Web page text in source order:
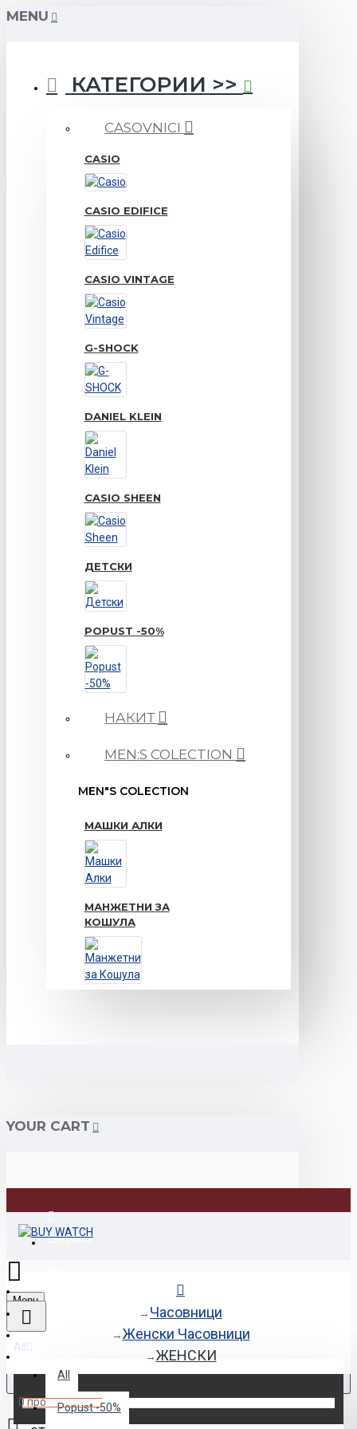
MENU
КАТЕГОРИИ >>
CASOVNICI
CASIO
CASIO EDIFICE
CASIO VINTAGE
G-SHOCK
DANIEL KLEIN
CASIO SHEEN
ДЕТСКИ
POPUST -50%
НАКИТ
MEN:S COLECTION
MEN"S COLECTION
МАШКИ АЛКИ
МАНЖЕТНИ ЗА
КОШУЛА
YOUR CART
Најава
Menu
All
All
Popust -50%
0 продукт(и) - 0den
Часовници
Женски Часовници
ЖЕНСКИ